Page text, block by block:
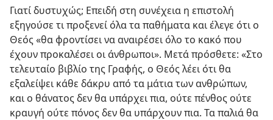
Γιατί δυστυχώς; Επειδή στη συνέχεια η επιστολή
εξηγούσε τι προξενεί όλα τα παθήματα και έλεγε ότι ο
Θεός «θα φροντίσει να αναιρέσει όλο το κακό που
έχουν προκαλέσει οι άνθρωποι». Μετά πρόσθετε: «Στο
τελευταίο βιβλίο της Γραφής, ο Θεός λέει ότι θα
εξαλείψει κάθε δάκρυ από τα μάτια των ανθρώπων,
και ο θάνατος δεν θα υπάρχει πια, ούτε πένθος ούτε
κραυγή ούτε πόνος δεν θα υπάρχουν πια. Τα παλιά θα